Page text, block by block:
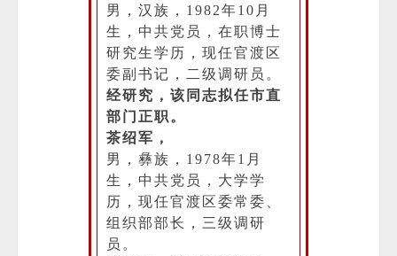
男，汉族，1982年10月
生，中共党员，在职博士
研究生学历，现任官渡区
委副书记，二级调研员。
经研究，该同志拟任市直
部门正职。
茶绍军，
男，彝族，1978年1月
生，中共党员，大学学
历，现任官渡区委常委、
组织部部长，三级调研
员。